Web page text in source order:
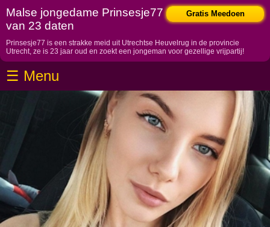
Gratis Meedoen
Malse jongedame Prinsesje77
van 23 daten
Prinsesje77 is een strakke meid uit Utrechtse Heuvelrug in de provincie
Utrecht, ze is 23 jaar oud en zoekt een jongeman voor gezellige vrijpartij!
Home
Flevoland
Friesland
Gelderland
Groningen
Noord-Brabant
Noord-Holland
Overijssel
De Bilt
De Ronde Venen
Houten
☰ Menu